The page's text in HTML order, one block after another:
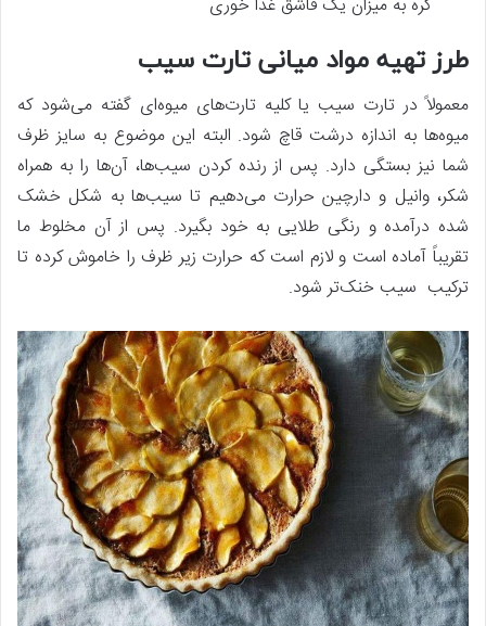
کره به میزان یک قاشق غذا خوری
طرز تهیه مواد میانی تارت سیب
معمولاً در تارت سیب یا کلیه تارت‌های میوه‌ای گفته می‌شود که
میوه‌ها به اندازه درشت قاچ شود. البته این موضوع به سایز ظرف
شما نیز بستگی دارد. پس از رنده کردن سیب‌ها، آن‌ها را به همراه
شکر، وانیل و دارچین حرارت می‌دهیم تا سیب‌ها به شکل خشک
شده درآمده و رنگی طلایی به خود بگیرد. پس از آن مخلوط ما
تقریباً آماده است و لازم است که حرارت زیر ظرف را خاموش کرده تا
ترکیب سیب خنک‌تر شود.